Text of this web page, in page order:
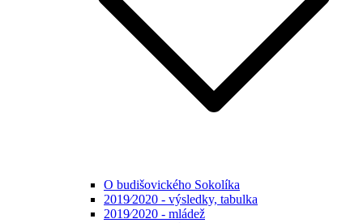
O budišovického Sokolíka
2019⁄2020 - výsledky, tabulka
2019⁄2020 - mládež